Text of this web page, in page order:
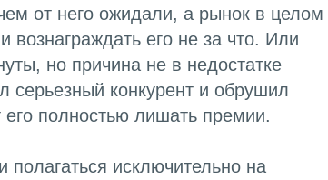
от него ожидали, а рынок в целом
вознаграждать его не за что. Или
но причина не в недостатке
серьезный конкурент и обрушил
его полностью лишать премии.
исключительно на